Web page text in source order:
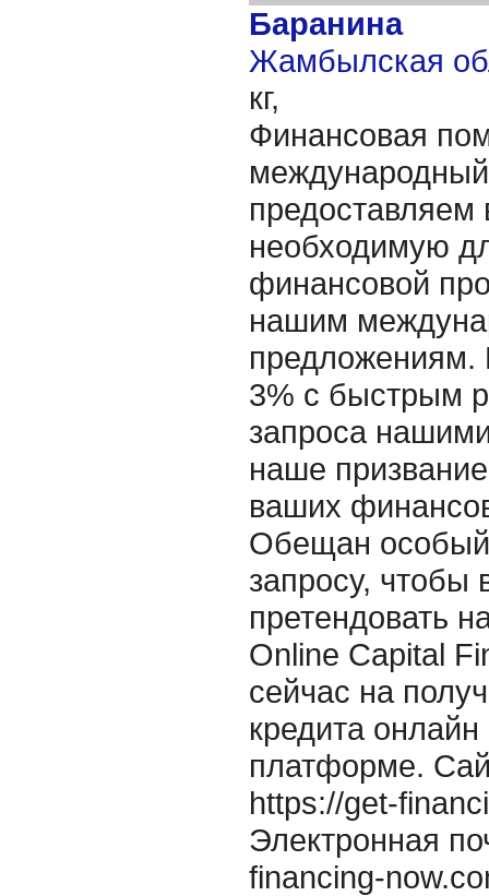
Баранина
Жамбылская
кг,
Финансовая
необходимую
финансовой
нашим
предложениям.
3% с быстрым
запроса
наше
ваших
Обещан
запросу, чтобы
претендовать
Online Capital
сейчас на
кредита
платформе.
https://get-
Электронная
financing-